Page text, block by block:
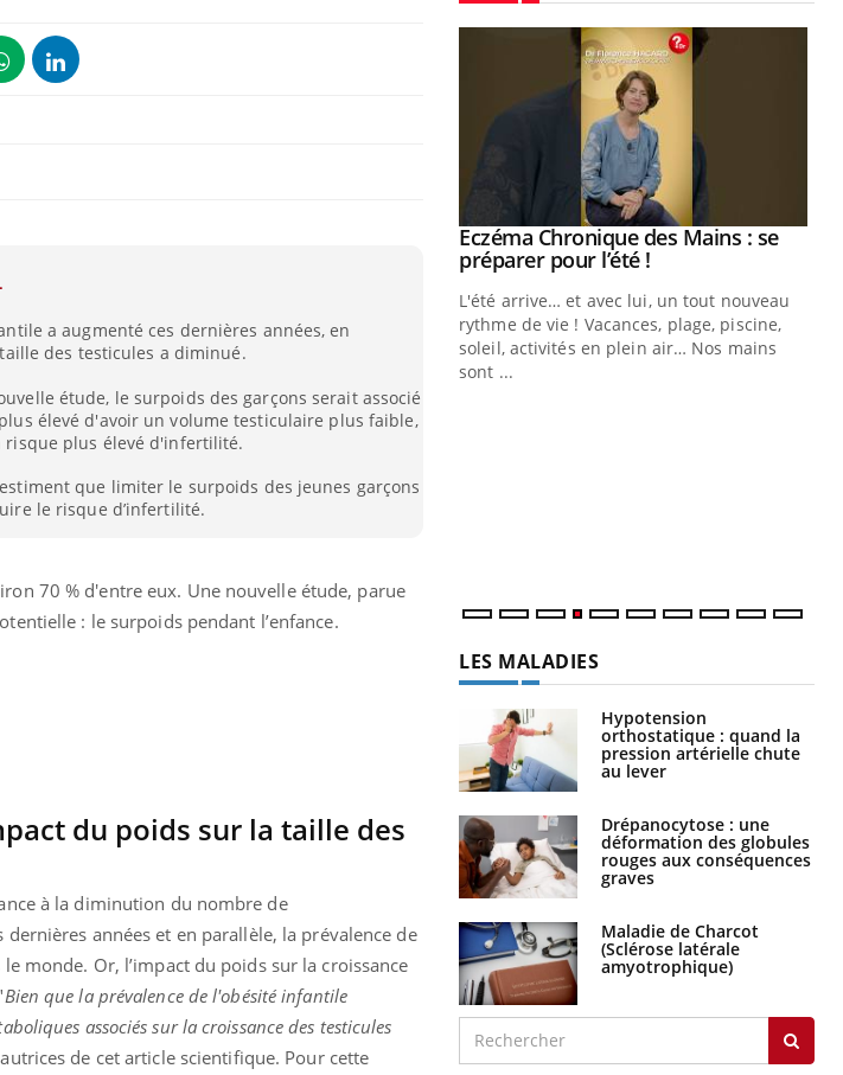
a augmenté ces dernières années, en
des testicules a diminué.
étude, le surpoids des garçons serait associé
élevé d'avoir un volume testiculaire plus faible,
risque plus élevé d'infertilité.
que limiter le surpoids des jeunes garçons
le risque d’infertilité.
70 % d'entre eux. Une nouvelle étude, parue
: le surpoids pendant l’enfance.
du poids sur la taille des
à la diminution du nombre de
années et en parallèle, la prévalence de
monde. Or, l’impact du poids sur la croissance
Bien que la prévalence de l'obésité infantile
associés sur la croissance des testicules
de cet article scientifique. Pour cette
pour
de la
reste entourée d'idées reçues chez les
patients comme parfois chez les soignants.
Youtube
Eczéma Chronique des Mains : se
préparer pour l’été !Youtube
L'été arrive… et avec lui, un tout nouveau
rythme de vie ! Vacances, plage, piscine,
soleil, activités en plein air… Nos mains
sont ...
LES MALADIES
Hypotension
orthostatique : quand la
pression artérielle chute
au lever
Drépanocytose : une
déformation des globules
rouges aux conséquences
graves
Maladie de Charcot
(Sclérose latérale
amyotrophique)